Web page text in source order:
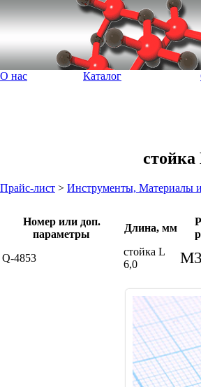
О нас Каталог
Прайс-лист > Инструменты, Материалы
Номер или доп.
параметры
Длина, мм
Q-4853
стойка L
6,0
М3